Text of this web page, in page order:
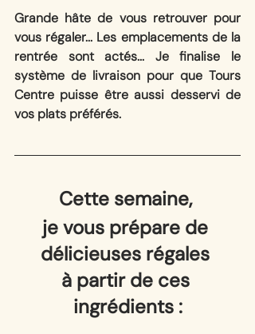
Grande hâte de vous retrouver pour
vous régaler... Les emplacements de la
rentrée sont actés... Je finalise le
système de livraison pour que Tours
Centre puisse être aussi desservi de
vos plats préférés.
Cette semaine,
je vous prépare de
délicieuses régales
à partir de ces
ingrédients :